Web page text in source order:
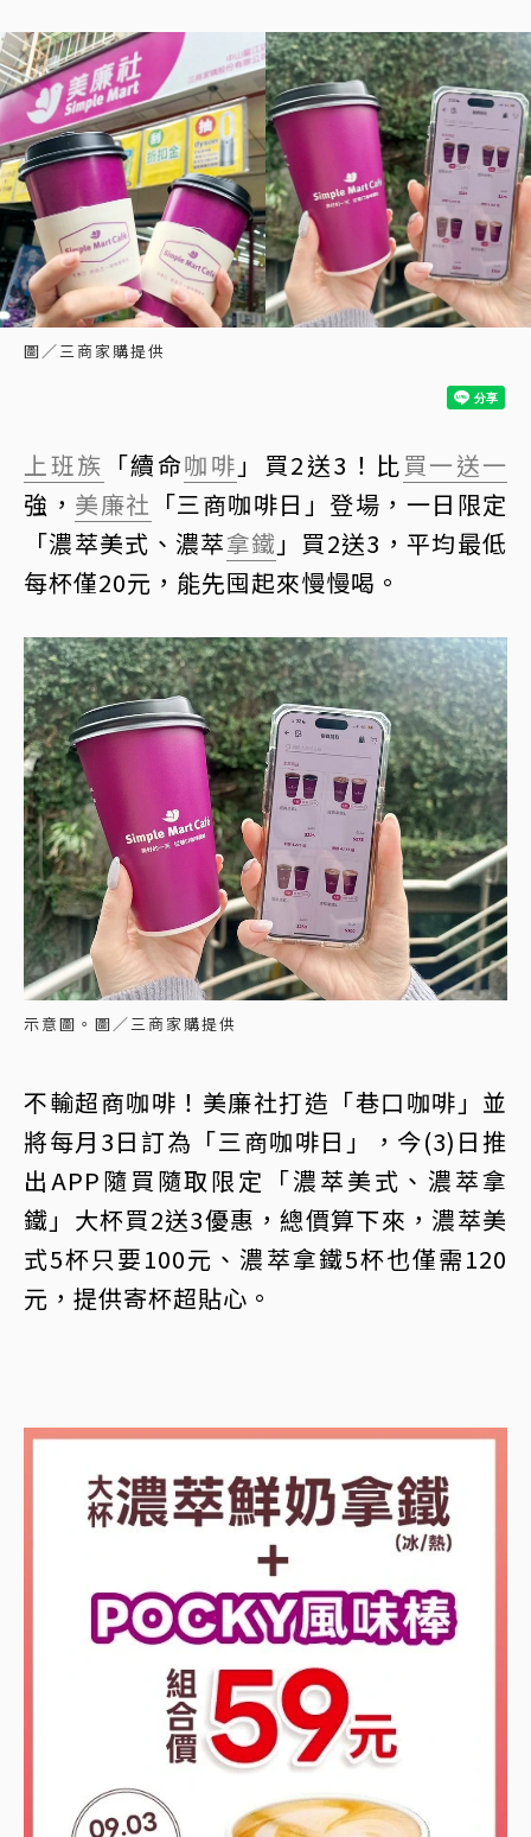
圖／三商家購提供
上班族 「續命咖啡 」買2送3！比買一送一
強， 美廉社 「三商咖啡日」登場，一日限定
「濃萃美式、濃萃拿鐵 」買2送3，平均最低
每杯僅20元，能先囤起來慢慢喝。
示意圖。圖／三商家購提供
不輸超商咖啡！美廉社打造「巷口咖啡」並
將每月3日訂為「三商咖啡日」，今(3)日推
出APP隨買隨取限定「濃萃美式、濃萃拿
鐵」大杯買2送3優惠，總價算下來，濃萃美
式5杯只要100元、濃萃拿鐵5杯也僅需120
元，提供寄杯超貼心。